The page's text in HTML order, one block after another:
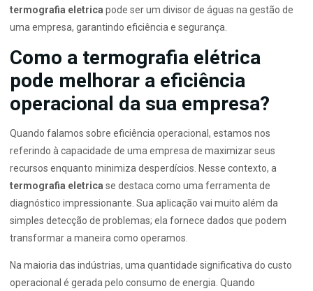
termografia eletrica pode ser um divisor de águas na gestão de
uma empresa, garantindo eficiência e segurança.
Como a termografia elétrica
pode melhorar a eficiência
operacional da sua empresa?
Quando falamos sobre eficiência operacional, estamos nos
referindo à capacidade de uma empresa de maximizar seus
recursos enquanto minimiza desperdícios. Nesse contexto, a
termografia eletrica se destaca como uma ferramenta de
diagnóstico impressionante. Sua aplicação vai muito além da
simples detecção de problemas; ela fornece dados que podem
transformar a maneira como operamos.
Na maioria das indústrias, uma quantidade significativa do custo
operacional é gerada pelo consumo de energia. Quando